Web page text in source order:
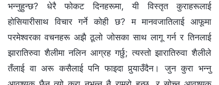
भन्‍नुहुन्छ? धेरै फोकट दिनहरूमा, यी विस्तृत कुराहरूलाई
होसियारीसाथ विचार गर्ने कोही छ? म मानवजातिलाई आफूमा
परमेश्‍वरका वचनहरू अझै ठूलो जोसका साथ लागू गर्न र तिनलाई
झारातिरुवा शैलीमा नलिन आग्रह गर्छु; त्यस्तो झारातिरुवा शैलीले
तँलाई वा अरू कसैलाई पनि फाइदा पुर्‍याउँदैन। जुन कुरा भन्‍नु